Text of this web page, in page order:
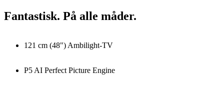
Fantastisk. På alle måder.
121 cm (48") Ambilight-TV
P5 AI Perfect Picture Engine